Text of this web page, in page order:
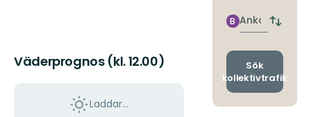
Väderprognos (kl. 12.00)
Laddar...
Ankomst
B
Byt
och
Sök
kollektivtrafik